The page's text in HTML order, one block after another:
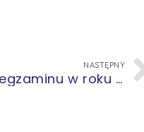
NASTĘPNY
Informacje dotyczące egzaminu w roku szkolnym 2024/2025